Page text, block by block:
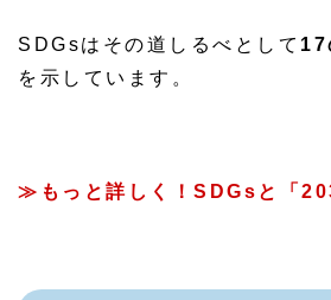
SDGsはその道しるべとして 17
を示しています。
≫もっと詳しく！SDGsと「